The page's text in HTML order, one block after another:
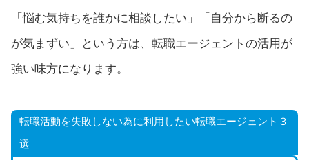
「悩む気持ちを誰かに相談したい」「自分から断るの
が気まずい」という方は、転職エージェントの活用が
強い味方になります。
転職活動を失敗しない為に利用したい転職エージェント３
選